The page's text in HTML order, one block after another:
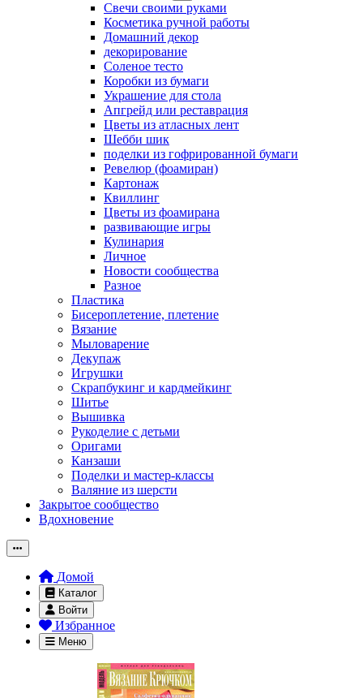
Свечи своими руками
Косметика ручной работы
Домашний декор
декорирование
Соленое тесто
Коробки из бумаги
Украшение для стола
Апгрейд или реставрация
Цветы из атласных лент
Шебби шик
поделки из гофрированной бумаги
Ревелюр (фоамиран)
Картонаж
Квиллинг
Цветы из фоамирана
развивающие игры
Кулинария
Личное
Новости сообщества
Разное
Пластика
Бисероплетение, плетение
Вязание
Мыловарение
Декупаж
Игрушки
Скрапбукинг и кардмейкинг
Шитье
Вышивка
Рукоделие с детьми
Оригами
Канзаши
Поделки и мастер-классы
Валяние из шерсти
Закрытое сообщество
Вдохновение
Домой
Каталог
Войти
Избранное
Меню